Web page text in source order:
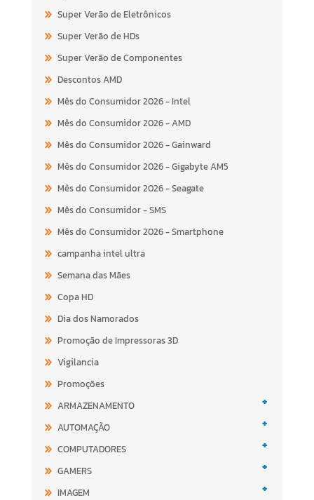
Super Verão de Eletrônicos
Super Verão de HDs
Super Verão de Componentes
Descontos AMD
Mês do Consumidor 2026 - Intel
Mês do Consumidor 2026 - AMD
Mês do Consumidor 2026 - Gainward
Mês do Consumidor 2026 - Gigabyte AM5
Mês do Consumidor 2026 - Seagate
Mês do Consumidor - SMS
Mês do Consumidor 2026 - Smartphone
campanha intel ultra
Semana das Mães
Copa HD
Dia dos Namorados
Promoção de Impressoras 3D
Vigilancia
Promoções
ARMAZENAMENTO
+
AUTOMAÇÃO +
COMPUTADORES +
GAMERS +
IMAGEM +